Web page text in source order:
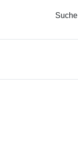
Suche